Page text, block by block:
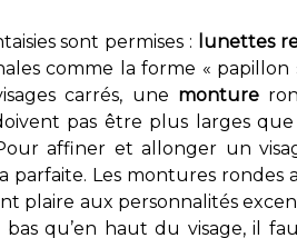
sont permises : lunettes
comme la forme « papillon
carrés, une monture
pas être plus larges que
affiner et allonger un
parfaite. Les montures rondes
plaire aux personnalités
bas qu’en haut du visage, il